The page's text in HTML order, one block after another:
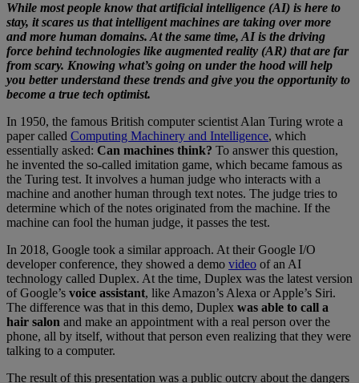
While most people know that artificial intelligence (AI) is here to
stay, it scares us that intelligent machines are taking over more
and more human domains. At the same time, AI is the driving
force behind technologies like augmented reality (AR) that are far
from scary. Knowing what’s going on under the hood will help
you better understand these trends and give you the opportunity to
become a true tech optimist.
In 1950, the famous British computer scientist Alan Turing wrote a
paper called Computing Machinery and Intelligence, which
essentially asked: Can machines think? To answer this question,
he invented the so-called imitation game, which became famous as
the Turing test. It involves a human judge who interacts with a
machine and another human through text notes. The judge tries to
determine which of the notes originated from the machine. If the
machine can fool the human judge, it passes the test.
In 2018, Google took a similar approach. At their Google I/O
developer conference, they showed a demo video of an AI
technology called Duplex. At the time, Duplex was the latest version
of Google’s voice assistant, like Amazon’s Alexa or Apple’s Siri.
The difference was that in this demo, Duplex was able to call a
hair salon and make an appointment with a real person over the
phone, all by itself, without that person even realizing that they were
talking to a computer.
The result of this presentation was a public outcry about the dangers